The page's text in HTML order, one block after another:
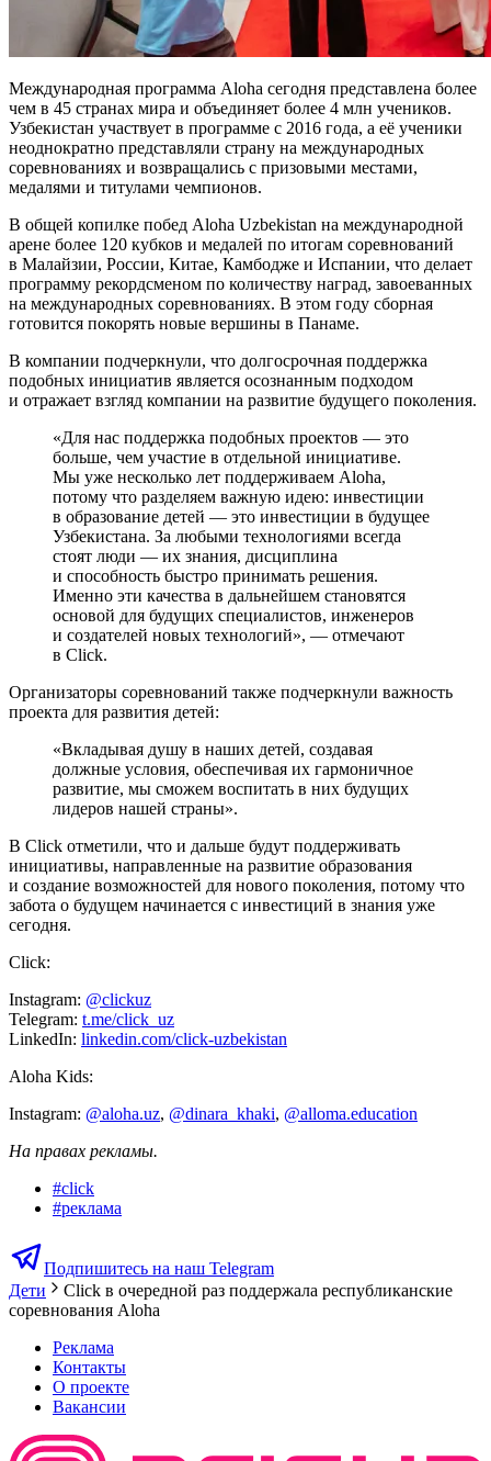
Международная программа Aloha сегодня представлена более
чем в 45 странах мира и объединяет более 4 млн учеников.
Узбекистан участвует в программе с 2016 года, а её ученики
неоднократно представляли страну на международных
соревнованиях и возвращались с призовыми местами,
медалями и титулами чемпионов.
В общей копилке побед Aloha Uzbekistan на международной
арене более 120 кубков и медалей по итогам соревнований
в Малайзии, России, Китае, Камбодже и Испании, что делает
программу рекордсменом по количеству наград, завоеванных
на международных соревнованиях. В этом году сборная
готовится покорять новые вершины в Панаме.
В компании подчеркнули, что долгосрочная поддержка
подобных инициатив является осознанным подходом
и отражает взгляд компании на развитие будущего поколения.
«Для нас поддержка подобных проектов — это
больше, чем участие в отдельной инициативе.
Мы уже несколько лет поддерживаем Aloha,
потому что разделяем важную идею: инвестиции
в образование детей — это инвестиции в будущее
Узбекистана. За любыми технологиями всегда
стоят люди — их знания, дисциплина
и способность быстро принимать решения.
Именно эти качества в дальнейшем становятся
основой для будущих специалистов, инженеров
и создателей новых технологий», — отмечают
в Click.
Организаторы соревнований также подчеркнули важность
проекта для развития детей:
«Вкладывая душу в наших детей, создавая
должные условия, обеспечивая их гармоничное
развитие, мы сможем воспитать в них будущих
лидеров нашей страны».
В Click отметили, что и дальше будут поддерживать
инициативы, направленные на развитие образования
и создание возможностей для нового поколения, потому что
забота о будущем начинается с инвестиций в знания уже
сегодня.
Click:
Instagram: @clickuz
Telegram: t.me/click_uz
LinkedIn: linkedin.com/click-uzbekistan
Aloha Kids:
Instagram: @aloha.uz, @dinara_khaki, @alloma.education
На правах рекламы.
#click
#реклама
Подпишитесь на наш Telegram
Дети
Click в очередной раз поддержала республиканские
соревнования Aloha
Реклама
Контакты
О проекте
Вакансии